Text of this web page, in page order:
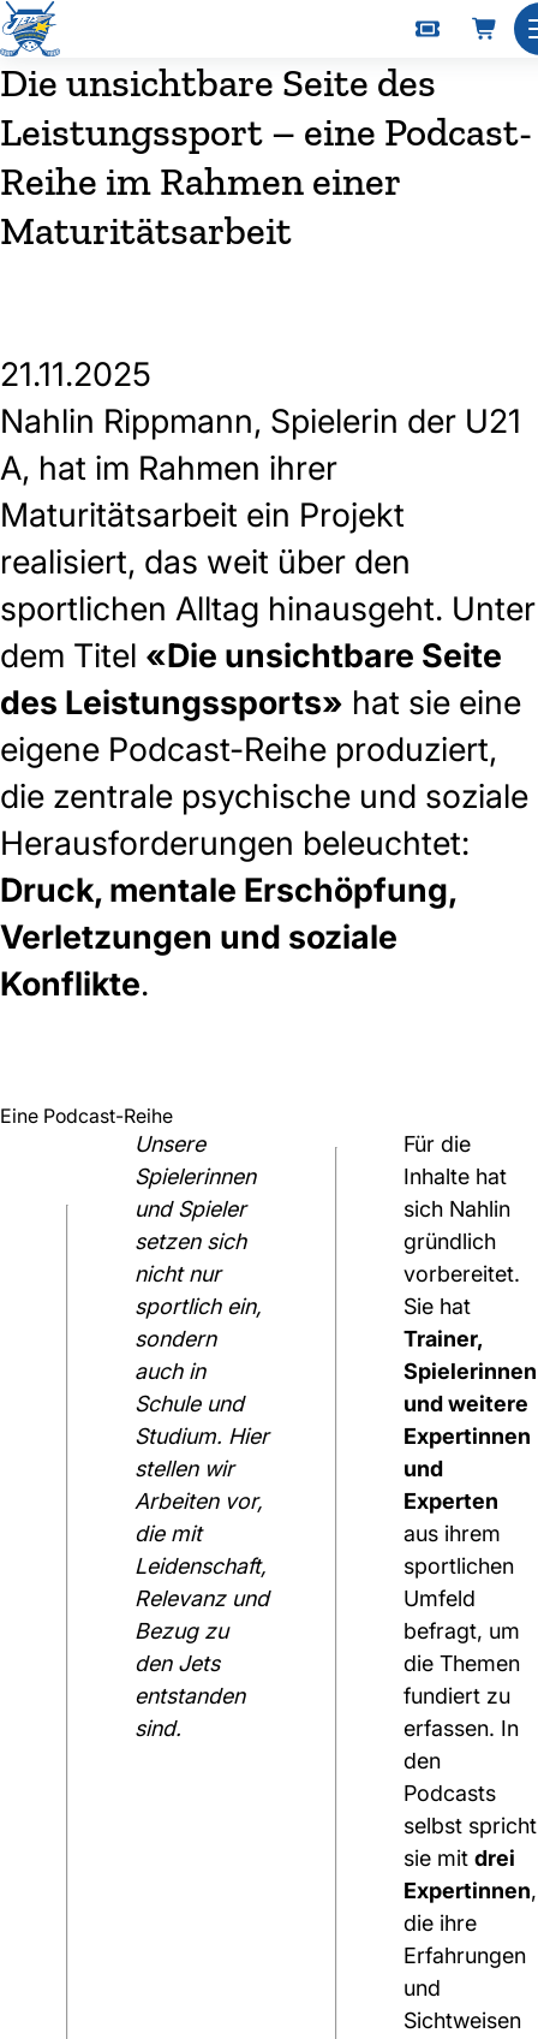
Die unsichtbare Seite des
Leistungssport – eine Podcast-
Reihe im Rahmen einer
Maturitätsarbeit
21.11.2025
Nahlin Rippmann, Spielerin der U21
A, hat im Rahmen ihrer
Maturitätsarbeit ein Projekt
realisiert, das weit über den
sportlichen Alltag hinausgeht. Unter
dem Titel «Die unsichtbare Seite
des Leistungssports» hat sie eine
eigene Podcast-Reihe produziert,
die zentrale psychische und soziale
Herausforderungen beleuchtet:
Druck, mentale Erschöpfung,
Verletzungen und soziale
Konflikte.
Eine Podcast-Reihe
Unsere
Spielerinnen
und Spieler
setzen sich
nicht nur
sportlich ein,
sondern
auch in
Schule und
Studium. Hier
stellen wir
Arbeiten vor,
die mit
Leidenschaft,
Relevanz und
Bezug zu
den Jets
entstanden
sind.
Für die
Inhalte hat
sich Nahlin
gründlich
vorbereitet.
Sie hat
Trainer,
Spielerinnen
und weitere
Expertinnen
und
Experten
aus ihrem
sportlichen
Umfeld
befragt, um
die Themen
fundiert zu
erfassen. In
den
Podcasts
selbst spricht
sie mit drei
Expertinnen,
die ihre
Erfahrungen
und
Sichtweisen